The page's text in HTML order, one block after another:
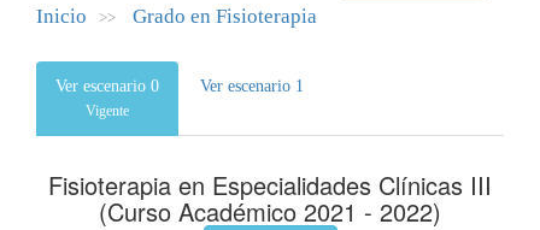
Inicio >> Grado en Fisioterapia
Ver escenario 0
Vigente
Ver escenario 1
Fisioterapia en Especialidades Clínicas III
(Curso Académico 2021 - 2022)